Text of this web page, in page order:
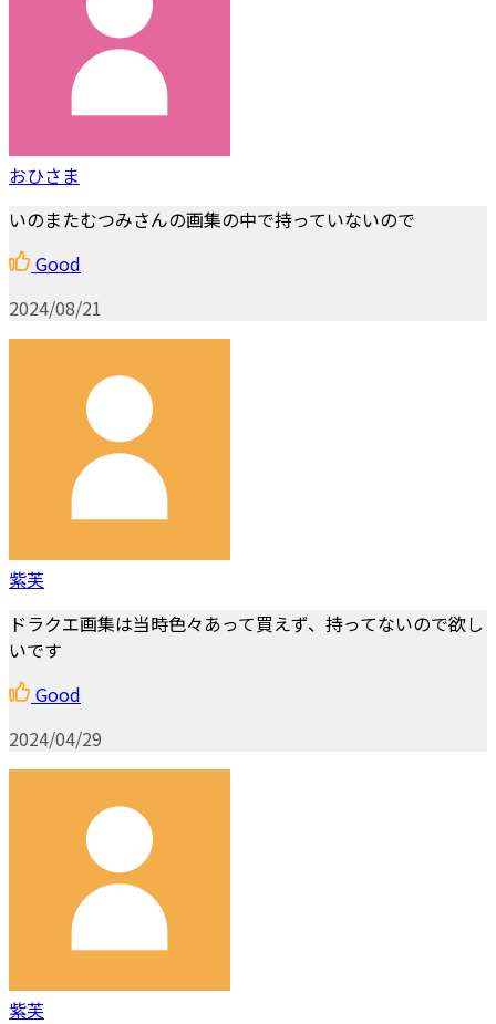
おひさま
いのまたむつみさんの画集の中で持っていないので
Good
2024/08/21
紫芙
ドラクエ画集は当時色々あって買えず、持ってないので欲し
いです
Good
2024/04/29
紫芙